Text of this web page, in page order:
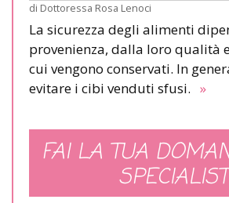
di Dottoressa Rosa Lenoci
La sicurezza degli alimenti
provenienza, dalla loro qualità
cui vengono conservati. In
evitare i cibi venduti sfusi. »
FAI LA TUA